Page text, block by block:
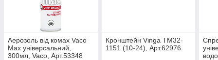
Аерозоль від комах Vaco
Max універсальний,
300мл, Vaco, Арт.53348
Кронштейн Vinga TM32-
1151 (10-24), Арт.62976